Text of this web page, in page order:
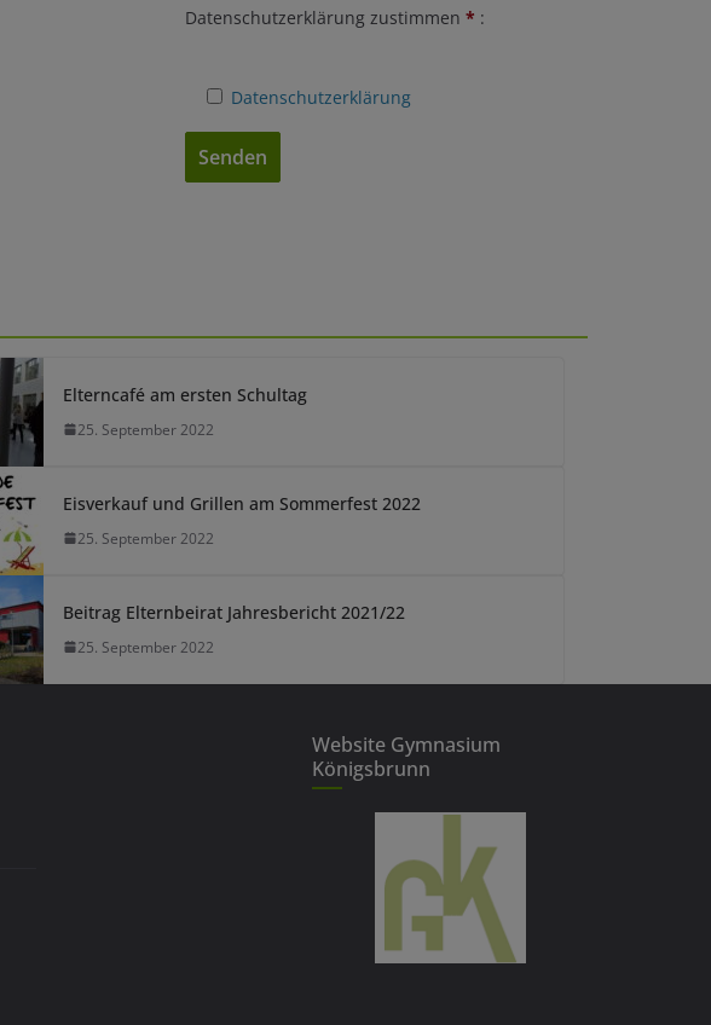
Datenschutzerklärung zustimmen * :
Datenschutzerklärung
r
a
t
:
Elterncafé am ersten Schultag
25. September 2022
Eisverkauf und Grillen am Sommerfest 2022
25. September 2022
Beitrag Elternbeirat Jahresbericht 2021/22
25. September 2022
Website Gymnasium
Königsbrunn